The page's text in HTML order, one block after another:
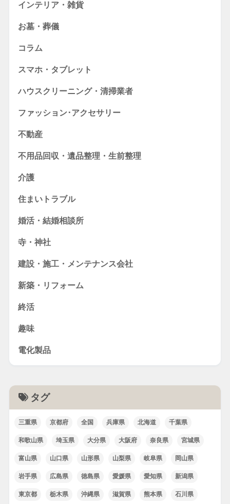
インテリア・雑貨
お墓・葬儀
コラム
スマホ・タブレット
ハウスクリーニング・清掃業者
ファッション･アクセサリー
不動産
不用品回収・遺品整理・生前整理
介護
住まいトラブル
婚活・結婚相談所
寺・神社
建設・施工・メンテナンス会社
新築・リフォーム
終活
趣味
電化製品
タグ
三重県 京都府 全国 兵庫県 北海道 千葉県
和歌山県 埼玉県 大分県 大阪府 奈良県 宮城県
富山県 山口県 山形県 山梨県 岐阜県 岡山県
岩手県 広島県 徳島県 愛媛県 愛知県 新潟県
東京都 栃木県 沖縄県 滋賀県 熊本県 石川県